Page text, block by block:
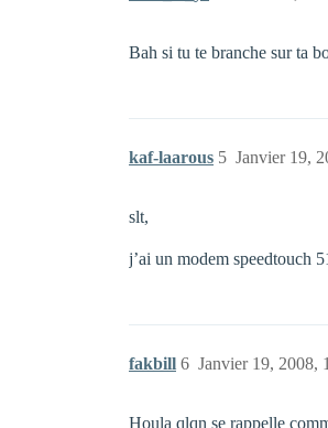
Bah si tu te branche sur ta
kaf-laarous Janvier 19,
5
slt,
j’ai un modem speedtouch
fakbill Janvier 19, 2008,
6
Houla qlqn se rappelle